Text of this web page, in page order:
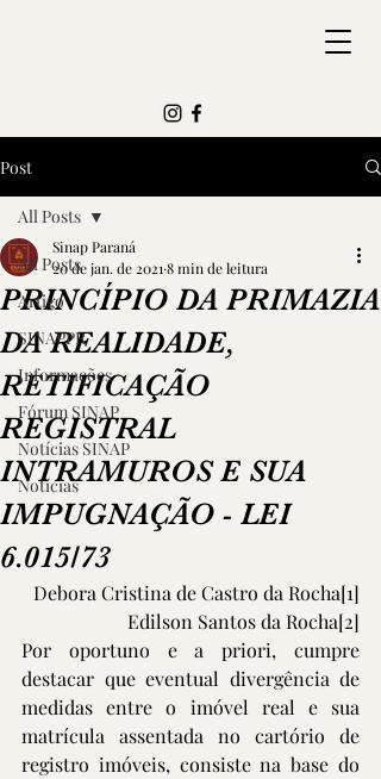
Post
All Posts
Artigo
SINAPPR
Informações
Fórum SINAP
Notícias SINAP
Notícias
All Posts
PRINCÍPIO DA PRIMAZIA
DA REALIDADE,
RETIFICAÇÃO
REGISTRAL
INTRAMUROS E SUA
IMPUGNAÇÃO - LEI
6.015/73
Sinap Paraná
20 de jan. de 2021 8 min de leitura
Debora Cristina de Castro da Rocha[1]
Edilson Santos da Rocha[2]
Por oportuno e a priori, cumpre
destacar que eventual divergência de
medidas entre o imóvel real e sua
matrícula assentada no cartório de
registro imóveis, consiste na base do